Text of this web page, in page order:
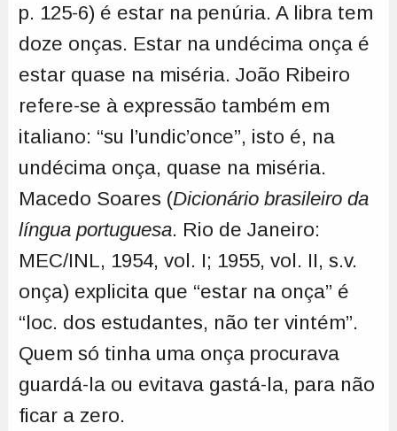
p. 125-6) é estar na penúria. A libra tem
doze onças. Estar na undécima onça é
estar quase na miséria. João Ribeiro
refere-se à expressão também em
italiano: “su l’undic’once”, isto é, na
undécima onça, quase na miséria.
Macedo Soares (Dicionário brasileiro da
língua portuguesa. Rio de Janeiro:
MEC/INL, 1954, vol. I; 1955, vol. II, s.v.
onça) explicita que “estar na onça” é
“loc. dos estudantes, não ter vintém”.
Quem só tinha uma onça procurava
guardá-la ou evitava gastá-la, para não
ficar a zero.